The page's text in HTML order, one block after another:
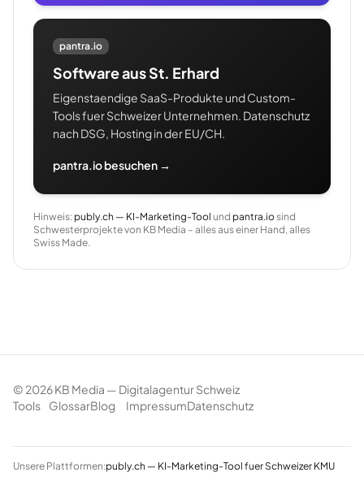
pantra.io
Software aus St. Erhard
Eigenstaendige SaaS-Produkte und Custom-
Tools fuer Schweizer Unternehmen. Datenschutz
nach DSG, Hosting in der EU/CH.
pantra.io besuchen →
Hinweis: publy.ch — KI-Marketing-Tool und pantra.iosind
Schwesterprojekte von KB Media – alles aus einer Hand, alles
Swiss Made.
© 2026KB Media — Digitalagentur Schweiz
Tools
GlossarBlog ImpressumDatenschutz
Unsere Plattformen:publy.ch — KI-Marketing-Tool fuer Schweizer KMU